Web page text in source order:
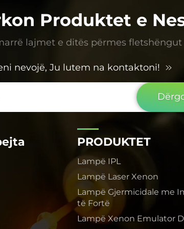
Produktet e
lajmet e ditës përmes fletshëngut
nevojë, Ju lutem na kontaktoni!
PRODUKTET
Lampë IPL
Lampë Laser Xenon
Lampë Gjermicidale me
të Fortë
Lampë Xenon Emulator